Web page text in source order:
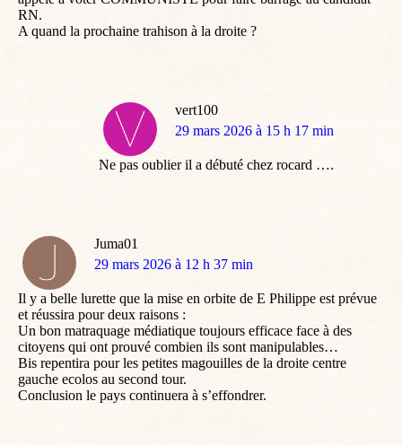
RN.
A quand la prochaine trahison à la droite ?
vert100
dit
29 mars 2026 à 15 h 17 min
Ne pas oublier il a débuté chez rocard ….
Juma01
dit
29 mars 2026 à 12 h 37 min
Il y a belle lurette que la mise en orbite de E Philippe est prévue
et réussira pour deux raisons :
Un bon matraquage médiatique toujours efficace face à des
citoyens qui ont prouvé combien ils sont manipulables…
Bis repentira pour les petites magouilles de la droite centre
gauche ecolos au second tour.
Conclusion le pays continuera à s’effondrer.